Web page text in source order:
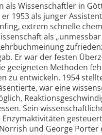
als Wissenschaftler in
1953 als junger
extrem schnelle
als
Er war der festen
geeigneten Methoden
zu entwickeln. 1954
war eine
Sein
Enzymaktivitäten
und George